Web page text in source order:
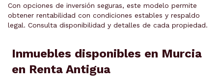
Con opciones de inversión seguras, este modelo permite
obtener rentabilidad con condiciones estables y respaldo
legal. Consulta disponibilidad y detalles de cada propiedad.
Inmuebles disponibles en Murcia
en Renta Antigua